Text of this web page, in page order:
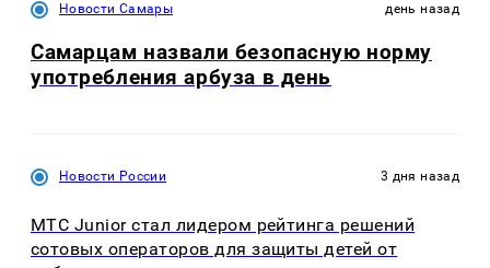
Новости Самары день назад
Самарцам назвали безопасную норму
употребления арбуза в день
Новости России 3 дня назад
МТС Junior стал лидером рейтинга решений
сотовых операторов для защиты детей от